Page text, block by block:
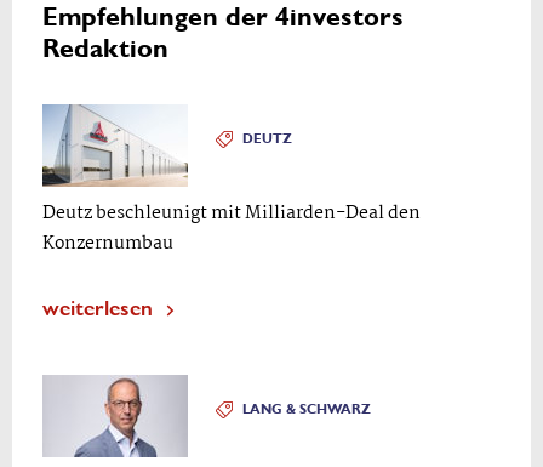
Empfehlungen der 4investors
Redaktion
DEUTZ
Deutz beschleunigt mit Milliarden-Deal den
Konzernumbau
weiterlesen
LANG & SCHWARZ